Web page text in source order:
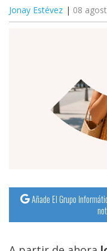
Jonay Estévez 08
Añade El Grupo